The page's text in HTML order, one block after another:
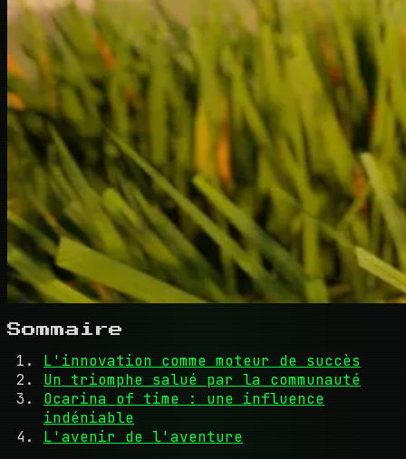
Sommaire
L'innovation comme moteur de succès
Un triomphe salué par la communauté
Ocarina of time : une influence
indéniable
L'avenir de l'aventure